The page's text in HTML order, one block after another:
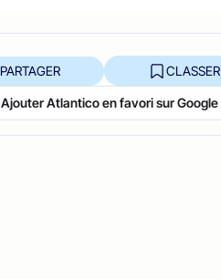
PARTAGER CLASSER
Ajouter Atlantico en favori sur Google